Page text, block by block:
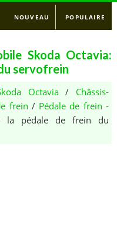
NOUVEAU POPULAIRE
Skoda Octavia:
servofrein
Octavia/ Châssis-
frein / Pédale de frein -
pédale de frein du